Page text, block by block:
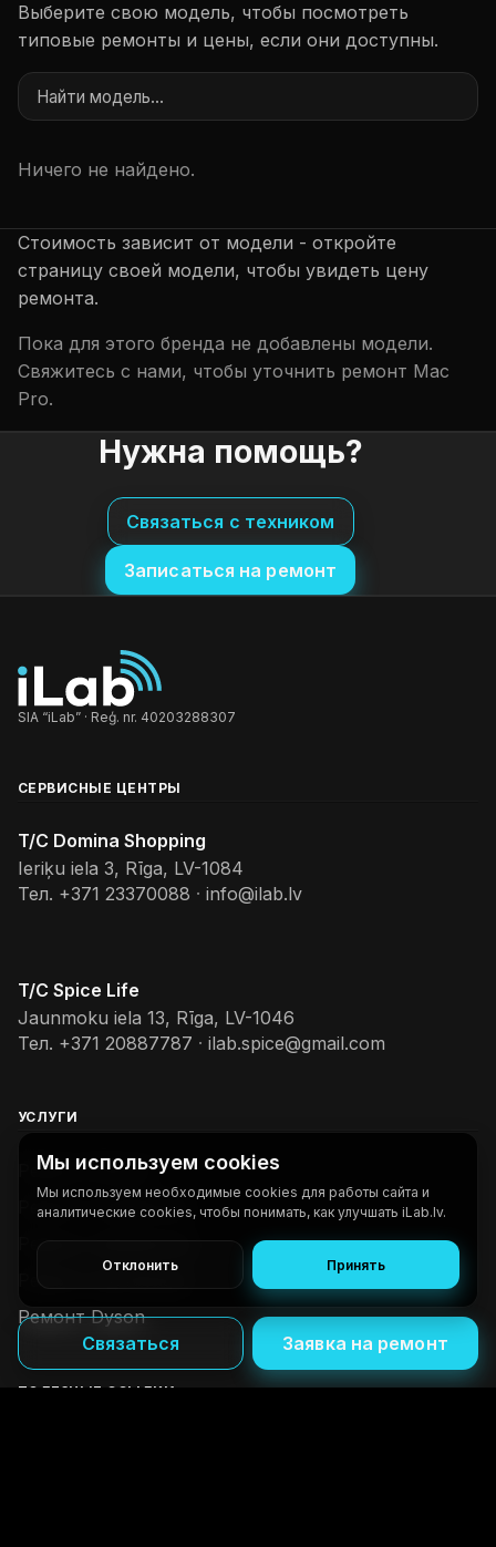
Связаться Заявка на ремонт
Выберите свою модель, чтобы посмотреть
типовые ремонты и цены, если они доступны.
Ничего не найдено.
Стоимость зависит от модели - откройте
страницу своей модели, чтобы увидеть цену
ремонта.
Пока для этого бренда не добавлены модели.
Свяжитесь с нами, чтобы уточнить ремонт Mac
Pro.
Нужна помощь?
Связаться с техником
Записаться на ремонт
SIA “iLab” · Reģ. nr. 40203288307
СЕРВИСНЫЕ ЦЕНТРЫ
T/C Domina Shopping
Ieriķu iela 3, Rīga, LV-1084
Тел. +371 23370088 · info@ilab.lv
T/C Spice Life
Jaunmoku iela 13, Rīga, LV-1046
Тел. +371 20887787 · ilab.spice@gmail.com
УСЛУГИ
Ремонт iPhone
Ремонт телефонов
Ремонт планшетов
Ремонт ноутбуков
Ремонт Dyson
ПОЛЕЗНЫЕ ССЫЛКИ
Мы используем cookies
Мы используем необходимые cookies для работы сайта и
аналитические cookies, чтобы понимать, как улучшать iLab.lv.
Отклонить Принять